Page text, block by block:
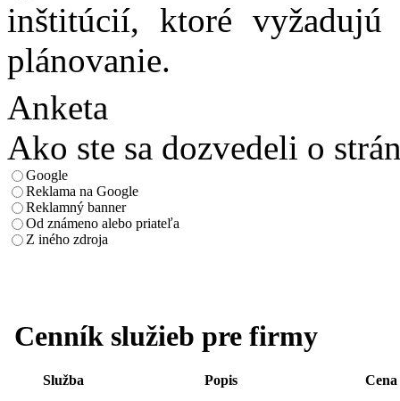
inštitúcií, ktoré vyžadujú
plánovanie.
Anketa
Ako ste sa dozvedeli o
Google
Reklama na Google
Reklamný banner
Od známeno alebo priateľa
Z iného zdroja
Cenník služieb pre firmy
Služba Popis Cena